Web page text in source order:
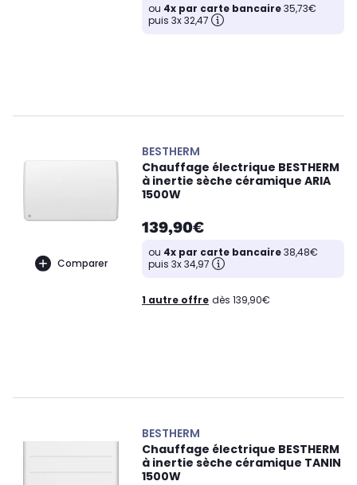
ou 4x par carte bancaire35,73€
puis 3x 32,47
Comparer
BESTHERM
Chauffage électrique BESTHERM
à inertie sèche céramique ARIA
1500W
139,90€
ou 4x par carte bancaire38,48€
puis 3x 34,97
1 autre offre dès 139,90€
BESTHERM
Chauffage électrique BESTHERM
à inertie sèche céramique TANIN
1500W